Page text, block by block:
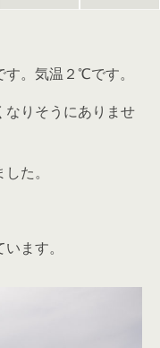
。気温２℃です。
なりそうにありませ
た。
ます。